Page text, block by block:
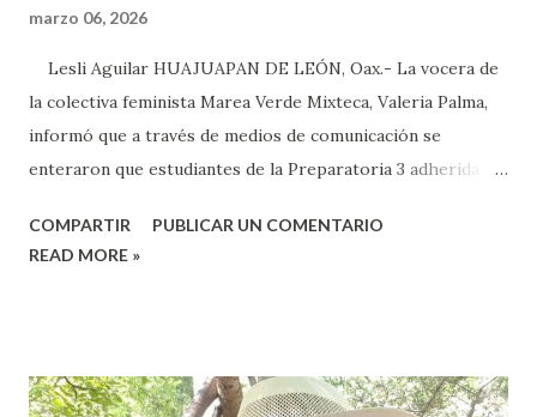
marzo 06, 2026
Lesli Aguilar HUAJUAPAN DE LEÓN, Oax.- La vocera de
la colectiva feminista Marea Verde Mixteca, Valeria Palma,
informó que a través de medios de comunicación se
enteraron que estudiantes de la Preparatoria 3 adherida a
colocado un tendedero de denuncias por el tema de acoso
la colectiva acudieron a la Prepa 3 a recibir las denuncias de
COMPARTIR
PUBLICAR UN COMENTARIO
READ MORE »